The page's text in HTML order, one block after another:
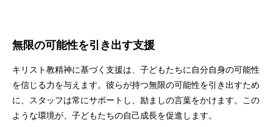
無限の可能性を引き出す支援
キリスト教精神に基づく支援は、子どもたちに自分自身の可能性
を信じる力を与えます。彼らが持つ無限の可能性を引き出すため
に、スタッフは常にサポートし、励ましの言葉をかけます。この
ような環境が、子どもたちの自己成長を促進します。